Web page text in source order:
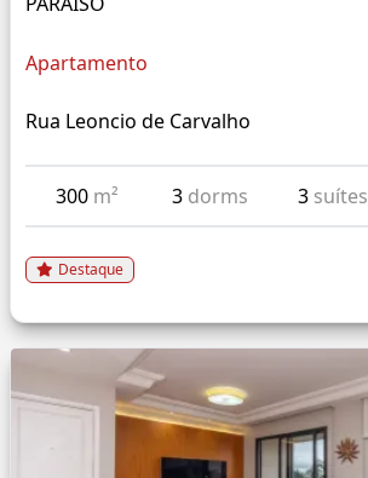
Apartamento
Rua Leoncio de Carvalho
300 m² 3 dorms 3 suítes
Destaque